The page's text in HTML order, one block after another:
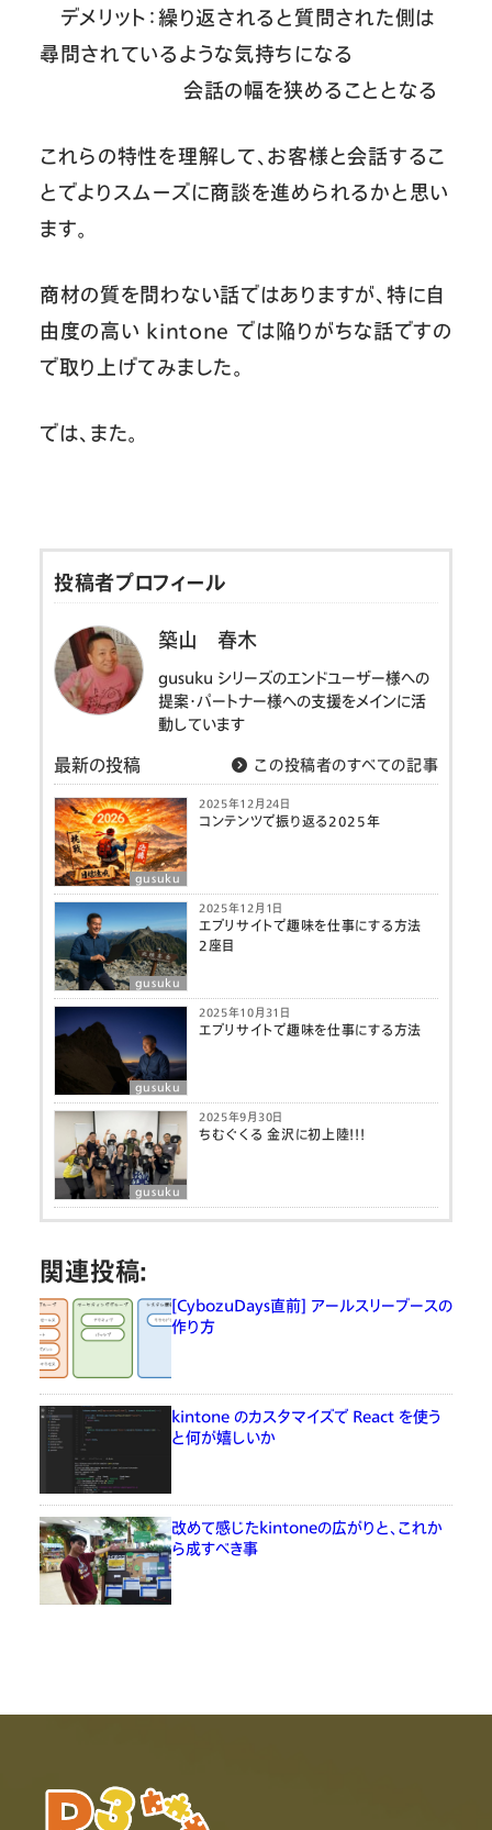
デメリット：繰り返されると質問された側は
尋問されているような気持ちになる
会話の幅を狭めることとなる
これらの特性を理解して、お客様と会話するこ
とでよりスムーズに商談を進められるかと思い
ます。
商材の質を問わない話ではありますが、特に自
由度の高い kintone では陥りがちな話ですの
で取り上げてみました。
では、また。
投稿者プロフィール
築山 春木
gusuku シリーズのエンドユーザー様への
提案・パートナー様への支援をメインに活
動しています
最新の投稿 この投稿者のすべての記事
gusuku
2025年12月24日
コンテンツで振り返る2025年
gusuku
2025年12月1日
エブリサイトで趣味を仕事にする方法
2座目
gusuku
2025年10月31日
エブリサイトで趣味を仕事にする方法
gusuku
2025年9月30日
ちむぐくる 金沢に初上陸！！！
関連投稿:
[CybozuDays直前] アールスリーブースの
作り方
kintone のカスタマイズで React を使う
と何が嬉しいか
改めて感じたkintoneの広がりと、これか
ら成すべき事